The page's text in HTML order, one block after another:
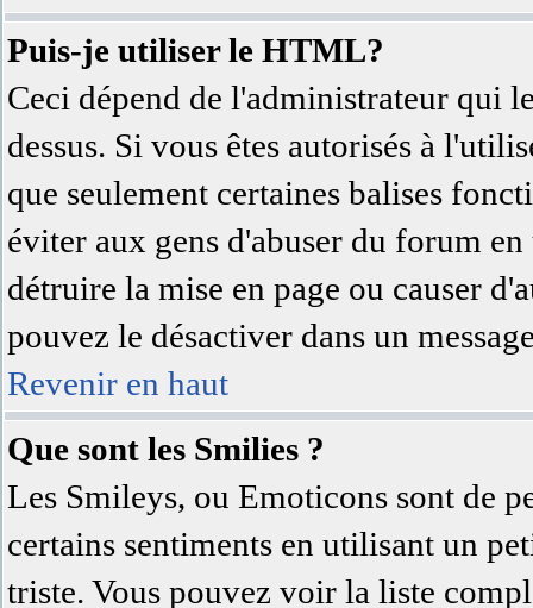
Puis-je utiliser le HTML?
Ceci dépend de l'administrateur qui
dessus. Si vous êtes autorisés à
que seulement certaines balises
éviter aux gens d'abuser du forum
détruire la mise en page ou causer
pouvez le désactiver dans un
Revenir en haut
Que sont les Smilies ?
Les Smileys, ou Emoticons sont de
certains sentiments en utilisant un
triste. Vous pouvez voir la liste